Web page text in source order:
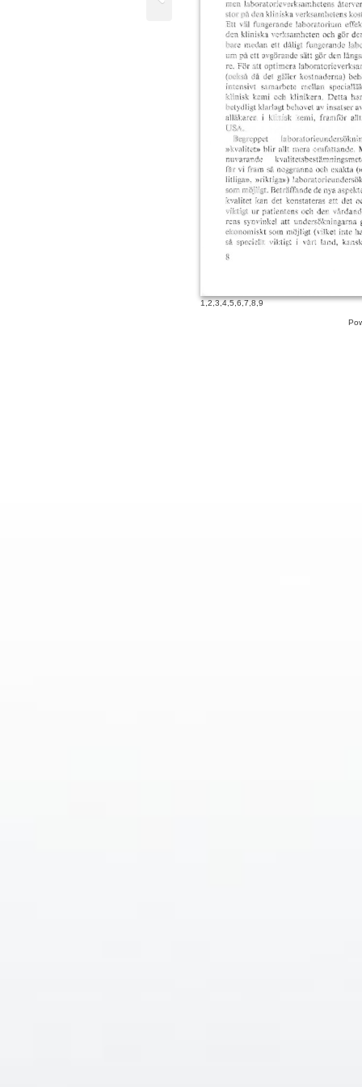
men laboratorieverk3amhetens återverkan
stor på den kliniska verksamhetens
Ett väl fungerande laboratorium
den kliniska verksamheten och gör den
bare medan ett dåligt fungerande
um på ett avgörande sätt gör den
re. För att optimera
(också då det gäller kostnaderna) behövs
intensi vt samarbete mellan
klinisk kemi och klinikern. Detta har
betydligt klarlagt behovet av insatser av
alläkaren i klinisk kemi , framför
USA.
Begreppet
»kvalitet» blir allt mera omfattande. Med
nuvarande
får vi fram så noggranna och exakta
litliga», »riktiga»)
som möjligt. Beträffande de nya
kvalitet kan det konstateras att det
viktigt ur patientens och den vårdande
rens synvinkel att undersökningarna görs
ekonomiskt som möjligt (vilket inte har
så speciellt viktigt i vårt land,
8
1,2,3,4,5,6,7,8,9